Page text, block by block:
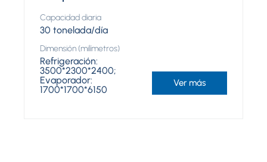
Capacidad diaria
30 tonelada/día
Dimensión (milímetros)
Refrigeración:
3500*2300*2400;
Evaporador:
1700*1700*6150
Ver más